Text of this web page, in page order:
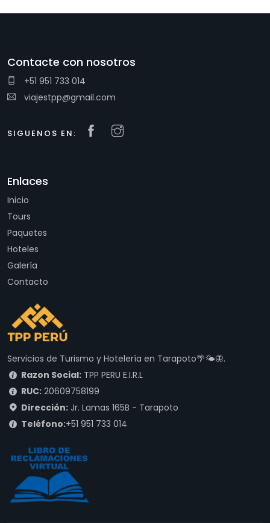
Contacte con nosotros
+51 951 733 014
viajestpp@gmail.com
SIGUENOS EN:
Enlaces
Inicio
Tours
Paquetes
Hoteles
Galería
Contacto
Servicios de Turismo y Hotelería en Tarapoto🌴🌤🦋.
Razon Social:TPP PERU E.I.R.L
RUC:20609758199
Dirección:Jr. Lamas 165B - Tarapoto
Teléfono:+51 951 733 014